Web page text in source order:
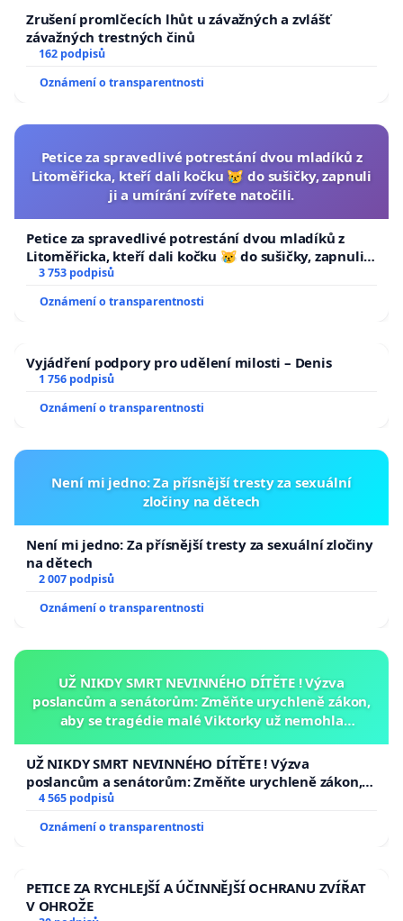
Zrušení promlčecích lhůt u závažných a zvlášť
závažných trestných činů
162 podpisů
Oznámení o transparentnosti
Petice za spravedlivé potrestání dvou mladíků z
Litoměřicka, kteří dali kočku 😿 do sušičky, zapnuli
ji a umírání zvířete natočili.
Petice za spravedlivé potrestání dvou mladíků z
Litoměřicka, kteří dali kočku 😿 do sušičky, zapnuli ji
a umírání zvířete natočili.
3 753 podpisů
Oznámení o transparentnosti
Vyjádření podpory pro udělení milosti – Denis
1 756 podpisů
Oznámení o transparentnosti
Není mi jedno: Za přísnější tresty za sexuální
zločiny na dětech
Není mi jedno: Za přísnější tresty za sexuální zločiny
na dětech
2 007 podpisů
Oznámení o transparentnosti
UŽ NIKDY SMRT NEVINNÉHO DÍTĚTE ! Výzva
poslancům a senátorům: Změňte urychleně zákon,
aby se tragédie malé Viktorky už nemohla
UŽ NIKDY SMRT NEVINNÉHO DÍTĚTE ! Výzva
poslancům a senátorům: Změňte urychleně zákon,
aby se tragédie malé Viktorky už nemohla opakovat!
4 565 podpisů
Oznámení o transparentnosti
PETICE ZA RYCHLEJŠÍ A ÚČINNĚJŠÍ OCHRANU ZVÍŘAT
V OHROŽE